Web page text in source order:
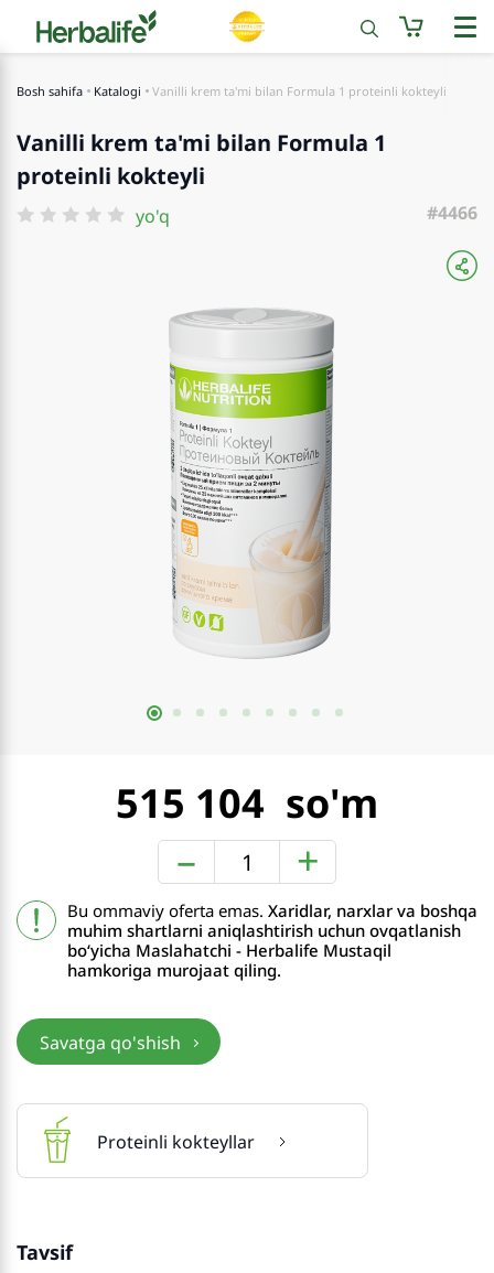
Bosh sahifa Katalogi Vanilli krem ta'mi bilan Formula 1 proteinli kokteyli
Vanilli krem ta'mi bilan Formula 1
proteinli kokteyli
yo'q #4466
515 104
–
+
Bu ommaviy oferta emas. Xaridlar, narxlar va boshqa
muhim shartlarni aniqlashtirish uchun ovqatlanish
boʻyicha Maslahatchi - Herbalife Mustaqil
hamkoriga murojaat qiling.
Savatga qo'shish
Proteinli kokteyllar
Tavsif